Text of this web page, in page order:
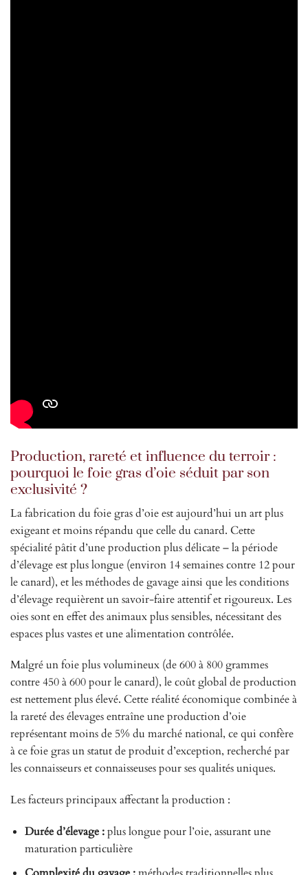
Production, rareté et influence du terroir :
pourquoi le foie gras d’oie séduit par son
exclusivité ?
La fabrication du foie gras d’oie est aujourd’hui un art plus
exigeant et moins répandu que celle du canard. Cette
spécialité pâtit d’une production plus délicate – la période
d’élevage est plus longue (environ 14 semaines contre 12 pour
le canard), et les méthodes de gavage ainsi que les conditions
d’élevage requièrent un savoir-faire attentif et rigoureux. Les
oies sont en effet des animaux plus sensibles, nécessitant des
espaces plus vastes et une alimentation contrôlée.
Malgré un foie plus volumineux (de 600 à 800 grammes
contre 450 à 600 pour le canard), le coût global de production
est nettement plus élevé. Cette réalité économique combinée à
la rareté des élevages entraîne une production d’oie
représentant moins de 5% du marché national, ce qui confère
à ce foie gras un statut de produit d’exception, recherché par
les connaisseurs et connaisseuses pour ses qualités uniques.
Les facteurs principaux affectant la production :
Durée d’élevage :plus longue pour l’oie, assurant une
maturation particulière